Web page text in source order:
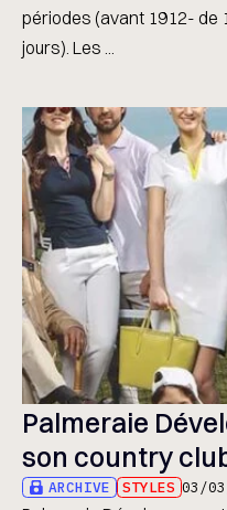
périodes (avant 1912- de
jours). Les ...
Palmeraie
son country
ARCHIVE STYLES 03/